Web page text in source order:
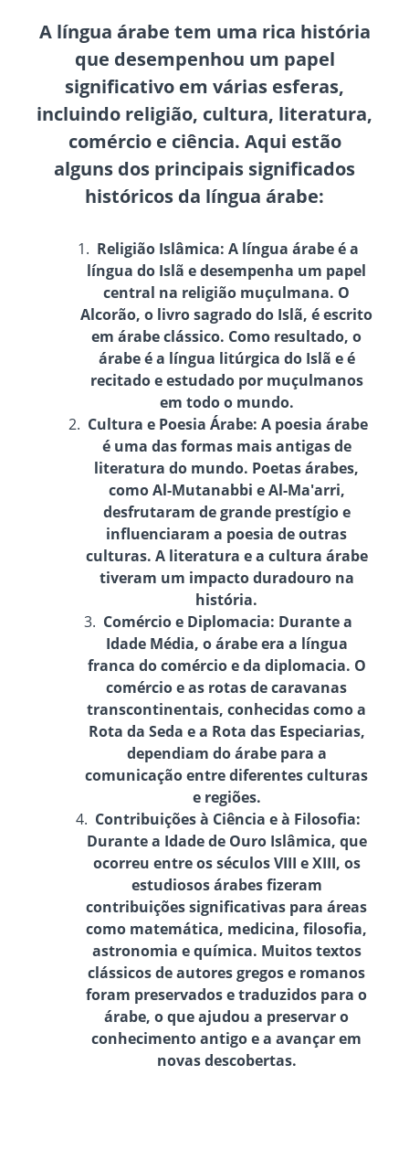
A língua árabe tem uma rica história
que desempenhou um papel
significativo em várias esferas,
incluindo religião, cultura, literatura,
comércio e ciência. Aqui estão
alguns dos principais significados
históricos da língua árabe:
Religião Islâmica: A língua árabe é a
língua do Islã e desempenha um papel
central na religião muçulmana. O
Alcorão, o livro sagrado do Islã, é escrito
em árabe clássico. Como resultado, o
árabe é a língua litúrgica do Islã e é
recitado e estudado por muçulmanos
em todo o mundo.
Cultura e Poesia Árabe: A poesia árabe
é uma das formas mais antigas de
literatura do mundo. Poetas árabes,
como Al-Mutanabbi e Al-Ma'arri,
desfrutaram de grande prestígio e
influenciaram a poesia de outras
culturas. A literatura e a cultura árabe
tiveram um impacto duradouro na
história.
Comércio e Diplomacia: Durante a
Idade Média, o árabe era a língua
franca do comércio e da diplomacia. O
comércio e as rotas de caravanas
transcontinentais, conhecidas como a
Rota da Seda e a Rota das Especiarias,
dependiam do árabe para a
comunicação entre diferentes culturas
e regiões.
Contribuições à Ciência e à Filosofia:
Durante a Idade de Ouro Islâmica, que
ocorreu entre os séculos VIII e XIII, os
estudiosos árabes fizeram
contribuições significativas para áreas
como matemática, medicina, filosofia,
astronomia e química. Muitos textos
clássicos de autores gregos e romanos
foram preservados e traduzidos para o
árabe, o que ajudou a preservar o
conhecimento antigo e a avançar em
novas descobertas.